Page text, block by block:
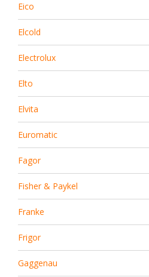
Eico
Elcold
Electrolux
Elto
Elvita
Euromatic
Fagor
Fisher & Paykel
Franke
Frigor
Gaggenau